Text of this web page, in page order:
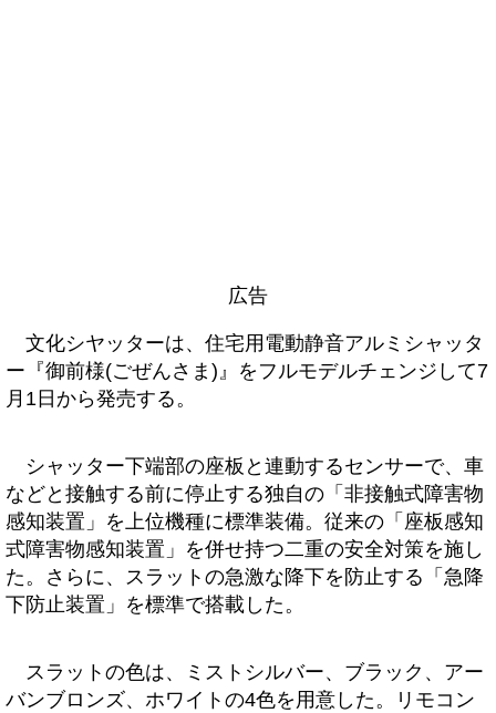
広告
文化シヤッターは、住宅用電動静音アルミシャッタ
ー『御前様(ごぜんさま)』をフルモデルチェンジして7
月1日から発売する。
シャッター下端部の座板と連動するセンサーで、車
などと接触する前に停止する独自の「非接触式障害物
感知装置」を上位機種に標準装備。従来の「座板感知
式障害物感知装置」を併せ持つ二重の安全対策を施し
た。さらに、スラットの急激な降下を防止する「急降
下防止装置」を標準で搭載した。
スラットの色は、ミストシルバー、ブラック、アー
バンブロンズ、ホワイトの4色を用意した。リモコン